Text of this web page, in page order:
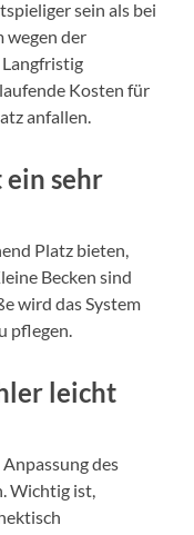
sein als bei
wegen der
Kosten für
anfallen.
sehr
Platz bieten,
Becken sind
wird das System
pflegen.
leicht
des
Wichtig ist,